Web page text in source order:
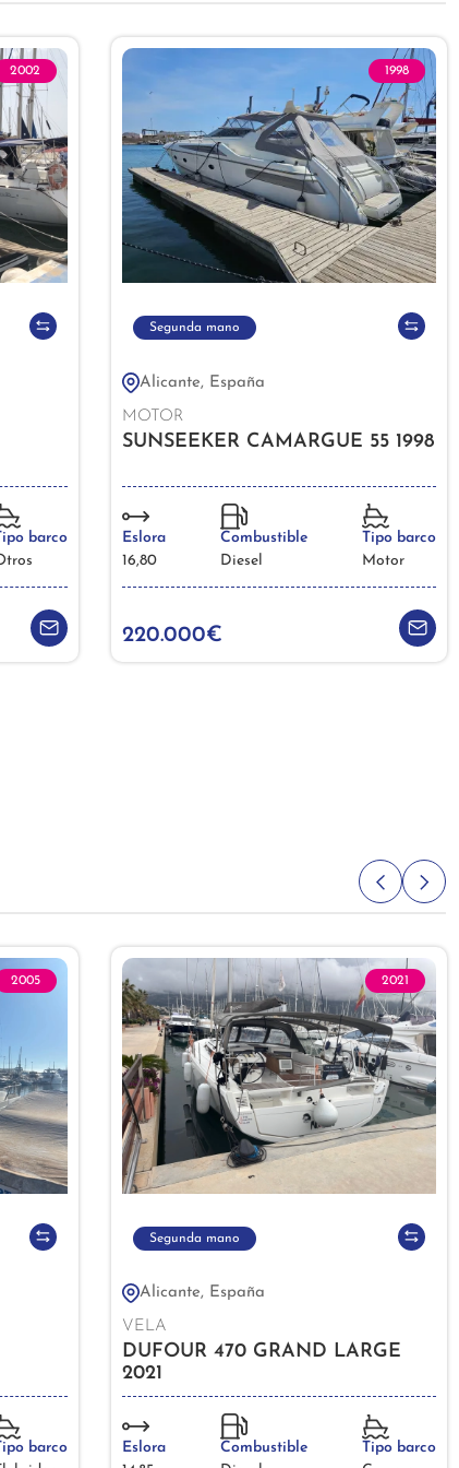
2002
barco
1998
Segunda mano
Alicante, España
MOTOR
SUNSEEKER CAMARGUE 55 1998
Eslora
16,80
Combustible
Diesel
Tipo barco
Motor
220.000€
2005
barco
2021
Segunda mano
Alicante, España
VELA
DUFOUR 470 GRAND LARGE
2021
Eslora
Combustible
Tipo barco